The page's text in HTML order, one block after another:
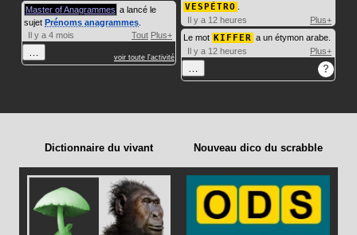
Master of Anagrammes a lancé le
sujet Prénoms anagrammes
Il y a 4 mois
Tout Plus+
voir toute l'activité
VESPÉTRO
Il y a 12 heures
Plus+
Le mot KIFFER a un étymon arabe.
Il y a 12 heures
Plus+
?
Dictionnaire du vivant Nouveau dico du scrabble